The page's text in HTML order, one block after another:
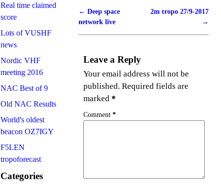
Real time claimed
score
Lots of VUSHF
news
Nordic VHF
meeting 2016
NAC Best of 9
Old NAC Results
World's oldest
beacon OZ7IGY
F5LEN
tropoforecast
Categories
Post navigation
← Deep space
network live
2m tropo 27/9-2017
→
Leave a Reply
Your email address will not be
published. Required fields are
marked*
Comment*